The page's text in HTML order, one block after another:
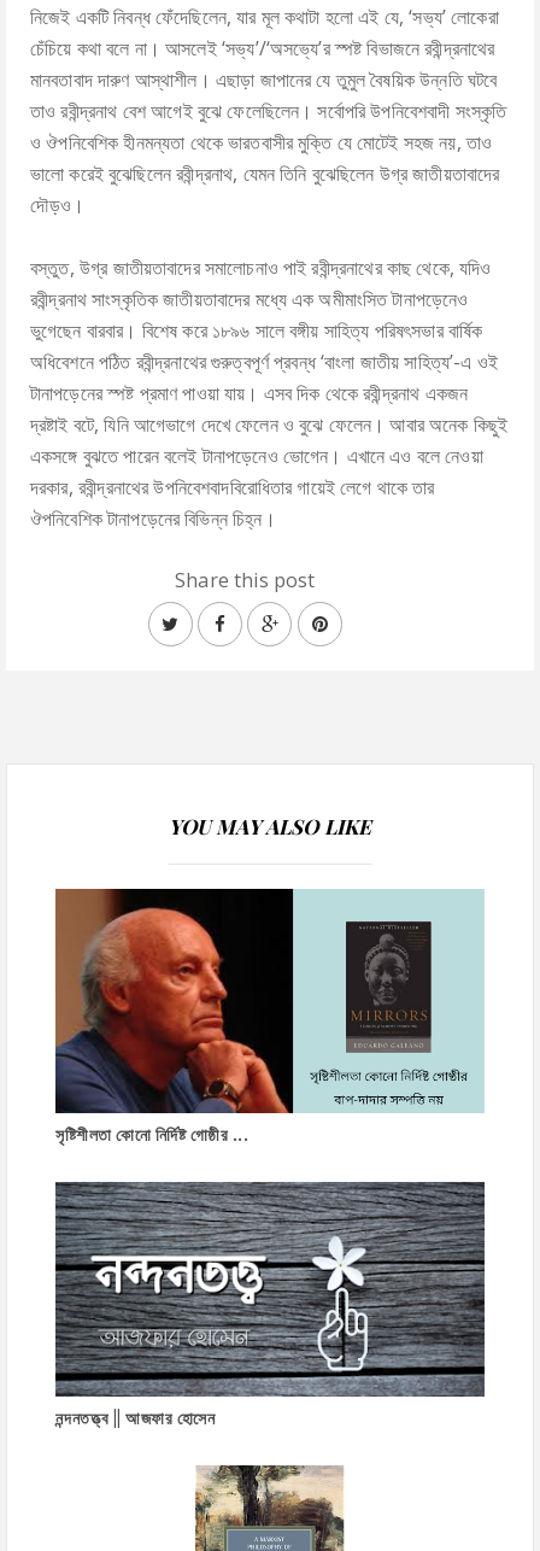
নিজেই একটি নিবন্ধ ফেঁদেছিলেন, যার মূল কথাটা হলো এই যে, ‘সভ্য’ লোকেরা
চেঁচিয়ে কথা বলে না। আসলেই ‘সভ্য’/‘অসভ্যে’র স্পষ্ট বিভাজনে রবীন্দ্রনাথের
মানবতাবাদ দারুণ আস্থাশীল। এছাড়া জাপানের যে তুমুল বৈষয়িক উন্নতি ঘটবে
তাও রবীন্দ্রনাথ বেশ আগেই বুঝে ফেলেছিলেন। সর্বোপরি উপনিবেশবাদী সংস্কৃতি
ও ঔপনিবেশিক হীনমন্যতা থেকে ভারতবাসীর মুক্তি যে মোটেই সহজ নয়, তাও
ভালো করেই বুঝেছিলেন রবীন্দ্রনাথ, যেমন তিনি বুঝেছিলেন উগ্র জাতীয়তাবাদের
দৌড়ও।
বস্তুত, উগ্র জাতীয়তাবাদের সমালোচনাও পাই রবীন্দ্রনাথের কাছ থেকে, যদিও
রবীন্দ্রনাথ সাংস্কৃতিক জাতীয়তাবাদের মধ্যে এক অমীমাংসিত টানাপড়েনেও
ভুগেছেন বারবার। বিশেষ করে ১৮৯৬ সালে বঙ্গীয় সাহিত্য পরিষৎসভার বার্ষিক
অধিবেশনে পঠিত রবীন্দ্রনাথের গুরুত্বপূর্ণ প্রবন্ধ ‘বাংলা জাতীয় সাহিত্য’-এ ওই
টানাপড়েনের স্পষ্ট প্রমাণ পাওয়া যায়। এসব দিক থেকে রবীন্দ্রনাথ একজন
দ্রষ্টাই বটে, যিনি আগেভাগে দেখে ফেলেন ও বুঝে ফেলেন। আবার অনেক কিছুই
একসঙ্গে বুঝতে পারেন বলেই টানাপড়েনেও ভোগেন। এখানে এও বলে নেওয়া
দরকার, রবীন্দ্রনাথের উপনিবেশবাদবিরোধিতার গায়েই লেগে থাকে তার
ঔপনিবেশিক টানাপড়েনের বিভিন্ন চিহ্ন।
Share this post
YOU MAY ALSO LIKE
সৃষ্টিশীলতা কোনো নির্দিষ্ট গোষ্ঠীর ...
নন্দনতত্ত্ব || আজফার হোসেন